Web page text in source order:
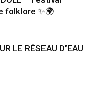
folklore ✨🌍
LE RÉSEAU D’EAU